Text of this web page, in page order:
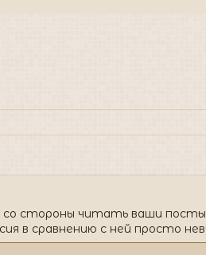
со стороны читать ваши
в сравнению с ней просто